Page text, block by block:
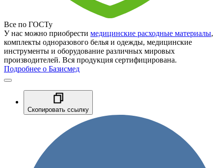
Все по ГОСТу
У нас можно приобрести медицинские расходные материалы,
комплекты одноразового белья и одежды, медицинские
инструменты и оборудование различных мировых
производителей. Вся продукция сертифицирована.
Подробнее о Базисмед
Скопировать ссылку